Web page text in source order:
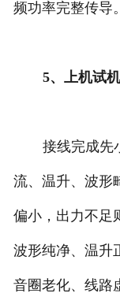
频功率完整传导。
5、上机试
接线完成先
流、温升、波形
偏小，出力不足
波形纯净、温升
音圈老化、线路